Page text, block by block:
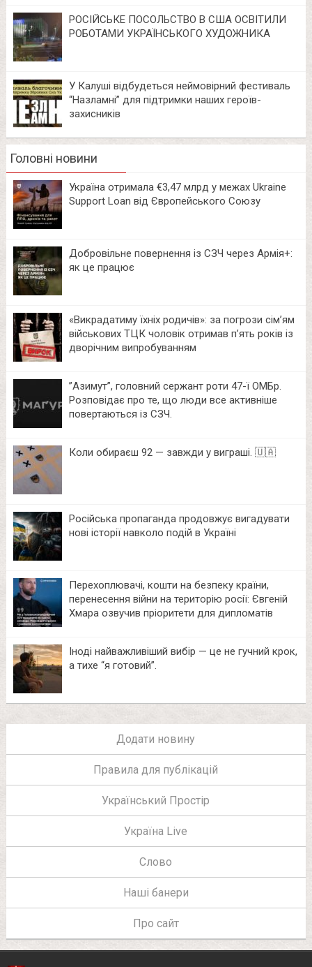
РОСІЙСЬКЕ ПОСОЛЬСТВО В США ОСВІТИЛИ
РОБОТАМИ УКРАЇНСЬКОГО ХУДОЖНИКА
У Калуші відбудеться неймовірний фестиваль
“Назламні” для підтримки наших героїв-
захисників
Головні новини
Україна отримала €3,47 млрд у межах Ukraine
Support Loan від Європейського Союзу
Добровільне повернення із СЗЧ через Армія+:
як це працює
«Викрадатиму їхніх родичів»: за погрози сім’ям
військових ТЦК чоловік отримав п’ять років із
дворічним випробуванням
⁨”Азимут”, головний сержант роти 47-ї ОМБр.
Розповідає про те, що люди все активніше
повертаються із СЗЧ.
Коли обираєш 92 — завжди у виграші. 🇺🇦
Російська пропаганда продовжує вигадувати
нові історії навколо подій в Україні
Перехоплювачі, кошти на безпеку країни,
перенесення війни на територію росії: Євгеній
Хмара озвучив пріоритети для дипломатів
Іноді найважливіший вибір — це не гучний крок,
а тихе “я готовий”.
Додати новину
Правила для публікацій
Український Простір
Україна Live
Слово
Наші банери
Про сайт